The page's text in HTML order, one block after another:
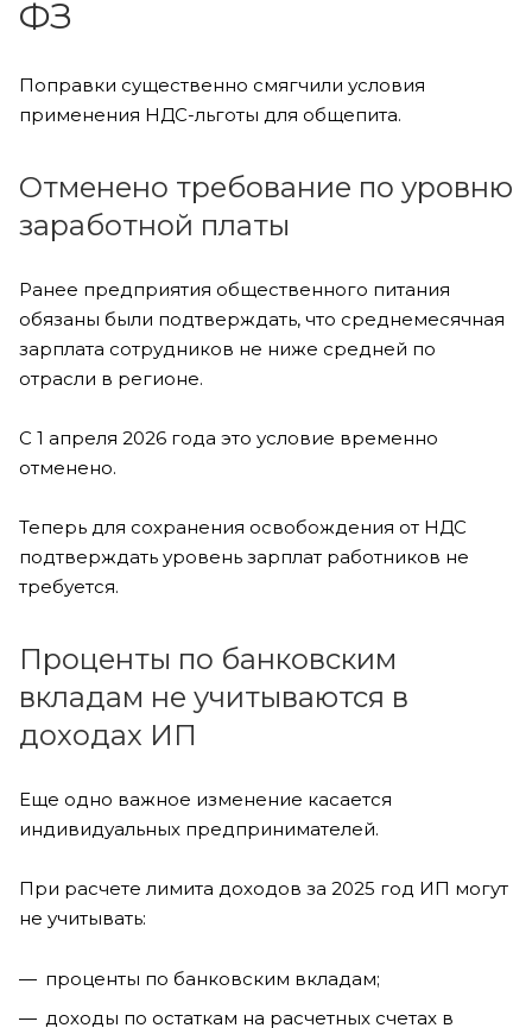
ФЗ
Поправки существенно смягчили условия
применения НДС-льготы для общепита.
Отменено требование по уровню
заработной платы
Ранее предприятия общественного питания
обязаны были подтверждать, что среднемесячная
зарплата сотрудников не ниже средней по
отрасли в регионе.
С 1 апреля 2026 года это условие временно
отменено.
Теперь для сохранения освобождения от НДС
подтверждать уровень зарплат работников не
требуется.
Проценты по банковским
вкладам не учитываются в
доходах ИП
Еще одно важное изменение касается
индивидуальных предпринимателей.
При расчете лимита доходов за 2025 год ИП могут
не учитывать:
проценты по банковским вкладам;
доходы по остаткам на расчетных счетах в